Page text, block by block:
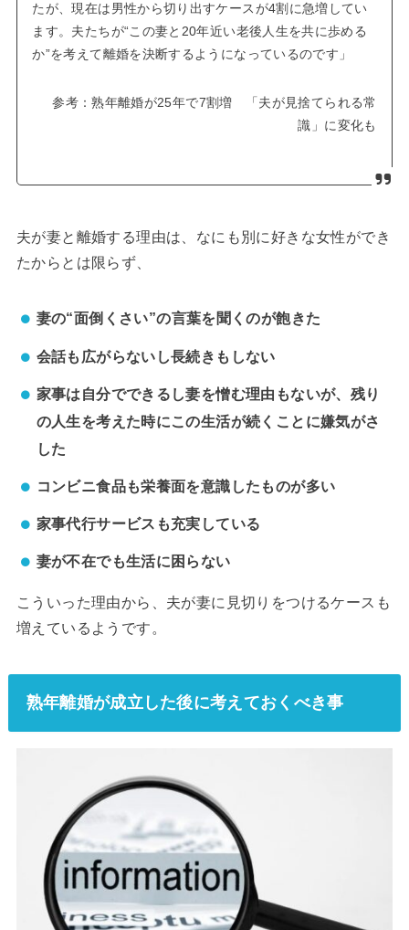
たが、現在は男性から切り出すケースが4割に急増してい
ます。夫たちが“この妻と20年近い老後人生を共に歩める
か”を考えて離婚を決断するようになっているのです」
参考：熟年離婚が25年で7割増 「夫が見捨てられる常
識」に変化も
夫が妻と離婚する理由は、なにも別に好きな女性ができ
たからとは限らず、
妻の“面倒くさい”の言葉を聞くのが飽きた
会話も広がらないし長続きもしない
家事は自分でできるし妻を憎む理由もないが、 残り
の人生を考えた時にこの生活が続くことに嫌気がさ
した
コンビニ食品も栄養面を意識したものが多い
家事代行サービスも充実している
妻が不在でも生活に困らない
こういった理由から、夫が妻に見切りをつけるケースも
増えているようです。
熟年離婚が成立した後に考えておくべき事